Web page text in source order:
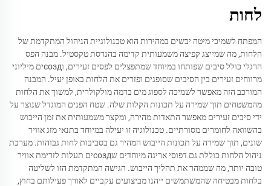
לחות
המפתח לשמיכי מיטה יבשים במהירות הוא טכנולוגיית הניהול המתקדמת של
הלחות, מה שמייצג קפיצה משמעותית קדימה בהנדסת טקסטיל. מבנה הפס
הרגלי כולל סיבים שפותחו במיוחד שמתפצלים לפסים זעירים, וсоздים מיליוני
מרווחים זעירים בין הסיבים שסופגים ופזרים את הלחות באופן יעיל. המבנה
המורכב הזה מאפשר לשמיכה לספוג מים ברמה מולקולרית, למשוך את הלחות
מהמשטחים תוך שמירה על תכונות הקלות שלה. שטח הפנים המוגדל שנוצר על
ידי סיבים זעירים מאפשר התאדות מהירה, ומקצר משמעותית את זמן הייבוש
בהשוואה לחומרים מסורתיים. טכנולוגיה זו יעילה במיוחד בתנאי מזג אוויר
שונים, תוך שמירה על תכונות הייבוש המהיר גם בסביבות לחות גבוהות. מערכת
ניהול הלחות כוללת גם דפוסי אריגה מיוחדים שсоздים תעלות לזרימת אוויר
טובה יותר, מה שממהר את תהליך הייבוש. הגישה המתקדמת הזו לשליטה
בלחות מבטיחה שהמשתמשים ייהנו מביצועים עקביים לאורך פעילותם בחוץ,